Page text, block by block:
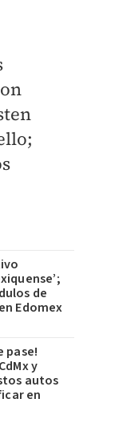
de
Edomex
pase!
y
autos
en